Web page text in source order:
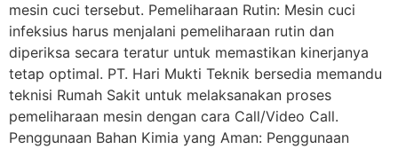
mesin cuci tersebut. Pemeliharaan Rutin: Mesin cuci
infeksius harus menjalani pemeliharaan rutin dan
diperiksa secara teratur untuk memastikan kinerjanya
tetap optimal. PT. Hari Mukti Teknik bersedia memandu
teknisi Rumah Sakit untuk melaksanakan proses
pemeliharaan mesin dengan cara Call/Video Call.
Penggunaan Bahan Kimia yang Aman: Penggunaan